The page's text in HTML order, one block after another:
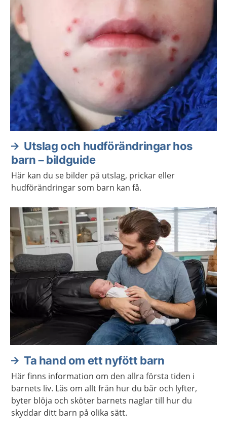
Utslag och hudförändringar hos
barn – bildguide
Här kan du se bilder på utslag, prickar eller
hudförändringar som barn kan få.
Ta hand om ett nyfött barn
Här finns information om den allra första tiden i
barnets liv. Läs om allt från hur du bär och lyfter,
byter blöja och sköter barnets naglar till hur du
skyddar ditt barn på olika sätt.